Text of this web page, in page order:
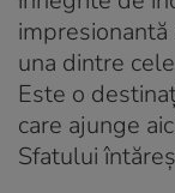
una dintre
Este o
care ajunge
Sfatului